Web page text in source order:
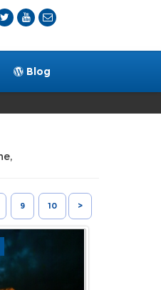
Blog
9 10 >